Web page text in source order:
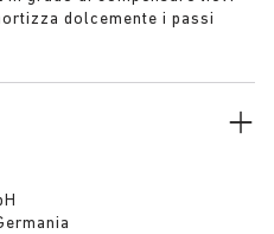
dolcemente i passi